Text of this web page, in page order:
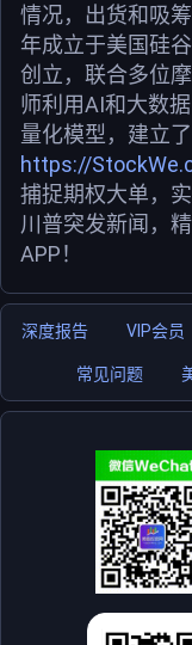
情况，出货和吸
年成立于美国硅
创立，联合多位
师利用AI和大数
量化模型，建立
https://
捕捉期权大单，
川普突发新闻，
APP！
深度报告 VIP会员
常见问题